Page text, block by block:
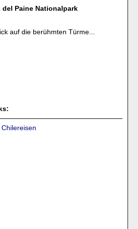
del Paine Nationalpark
auf die berühmten Türme...